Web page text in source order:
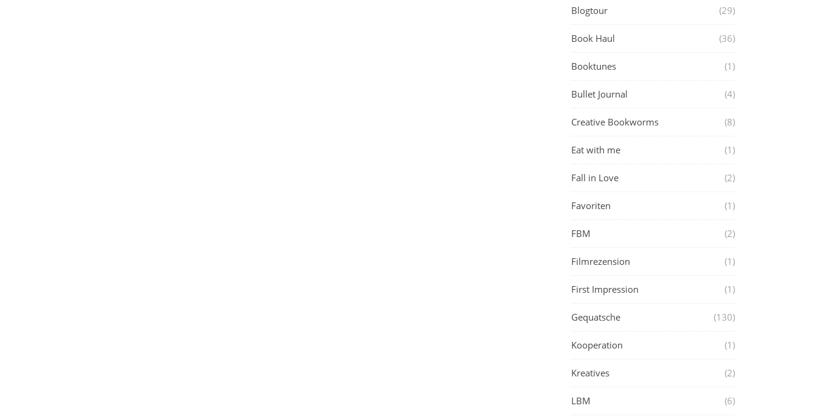
Blogtour (29)
Book Haul (36)
Booktunes (1)
Bullet Journal (4)
Creative Bookworms (8)
Eat with me (1)
Fall in Love (2)
Favoriten (1)
FBM (2)
Filmrezension (1)
First Impression (1)
Gequatsche (130)
Kooperation (1)
Kreatives (2)
LBM (6)